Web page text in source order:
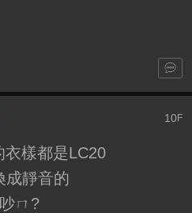
10F
樣都是LC20
成靜音的
ㄇ?